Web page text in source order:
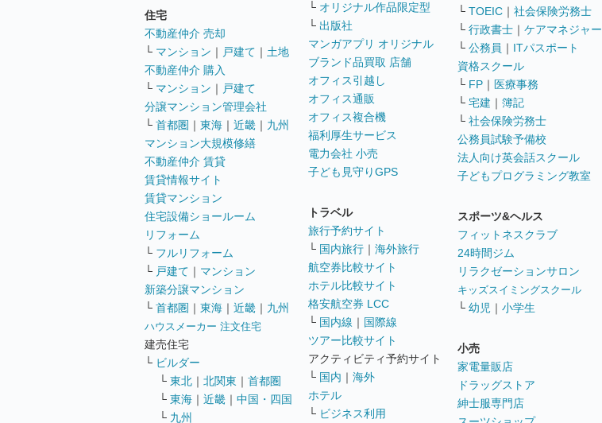
住宅
不動産仲介 売却
└ マンション ｜ 戸建て ｜ 土地
不動産仲介 購入
└ マンション ｜ 戸建て
分譲マンション管理会社
└ 首都圏 ｜ 東海 ｜ 近畿 ｜ 九州
マンション大規模修繕
不動産仲介 賃貸
賃貸情報サイト
賃貸マンション
住宅設備ショールーム
リフォーム
└ フルリフォーム
└ 戸建て ｜ マンション
新築分譲マンション
└ 首都圏 ｜ 東海 ｜ 近畿 ｜ 九州
ハウスメーカー 注文住宅
建売住宅
└ ビルダー
└ 東北 ｜ 北関東 ｜ 首都圏
└ 東海 ｜ 近畿 ｜ 中国・四国
└ 九州
└ オリジナル作品限定型
└ 出版社
マンガアプリ オリジナル
ブランド品買取 店舗
オフィス引越し
オフィス通販
オフィス複合機
福利厚生サービス
電力会社 小売
子ども見守りGPS
トラベル
旅行予約サイト
└ 国内旅行 ｜ 海外旅行
航空券比較サイト
ホテル比較サイト
格安航空券 LCC
└ 国内線 ｜ 国際線
ツアー比較サイト
アクティビティ予約サイト
└ 国内 ｜ 海外
ホテル
└ ビジネス利用
└ TOEIC ｜ 社会保険労務士
└ 行政書士 ｜ ケアマネジャー
└ 公務員 ｜ ITパスポート
資格スクール
└ FP ｜ 医療事務
└ 宅建 ｜ 簿記
└ 社会保険労務士
公務員試験予備校
法人向け英会話スクール
子どもプログラミング教室
スポーツ&ヘルス
フィットネスクラブ
24時間ジム
リラクゼーションサロン
キッズスイミングスクール
└ 幼児 ｜ 小学生
小売
家電量販店
ドラッグストア
紳士服専門店